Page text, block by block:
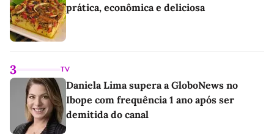
prática, econômica e deliciosa
3 TV
Daniela Lima supera a GloboNews no
Ibope com frequência 1 ano após ser
demitida do canal